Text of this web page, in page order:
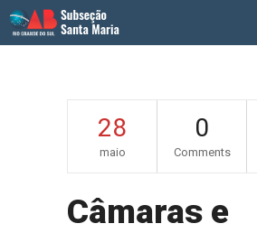
28
maio
0
Comments
Câmaras e